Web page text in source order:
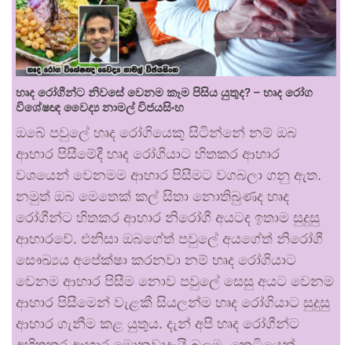
හෘද රෝගීන්ට නිවසේ වෙනම කෑම පිසිය යුතුද? – හෘද රෝග
විශේෂඥ වෛද්‍ය නාමල් විජයසිංහ
ඔබේ පවුලේ හෘද රෝගියෙකු සිටින්නේ නම් ඔබ
ආහාර පිසීමේදී හෘද රෝගියාට හිතකර ආහාර
වශයෙන් වෙනමම ආහාර පිසීමට වගබලා ගනු ඇත.
නමුත් ඔබ මෙතෙක් කල් සිතා නොතිබුණද හෘද
රෝගීන්ට හිතකර ආහාර නිරෝගී අයටද ඉතාම සුදුසු
ආහාරවේ. එනිසා ඔබගේත් පවුලේ අයගේත් නිරෝගී
සෞඛ්‍යය අපේක්ෂා කරනවා නම් හෘද රෝගියාට
වෙනම ආහාර පිසීම නොව පවුලේ සෙසු අයට වෙනම
ආහාර පිසීමෙන් වැළකී සියලන්ම හෘද රෝගියාට සුදුසු
ආහාර ගැනීම කළ යුතුය. දැන් අපි හෘද රෝගීන්ට